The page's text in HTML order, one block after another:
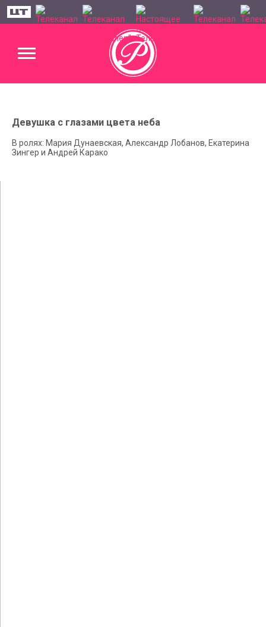
Девушка с глазами цвета неба
В ролях: Мария Дунаевская, Александр Лобанов, Екатерина
Зингер и Андрей Карако